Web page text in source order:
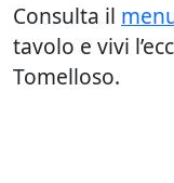
Consulta il
tavolo e vivi
Tomelloso.